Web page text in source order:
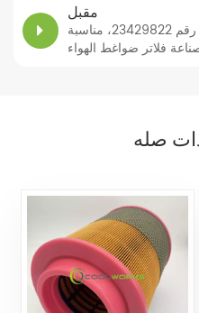
مقبل
خرطوشة فلتر هواء قابلة للتخصيص رقم 23429822، مناسبة
صله